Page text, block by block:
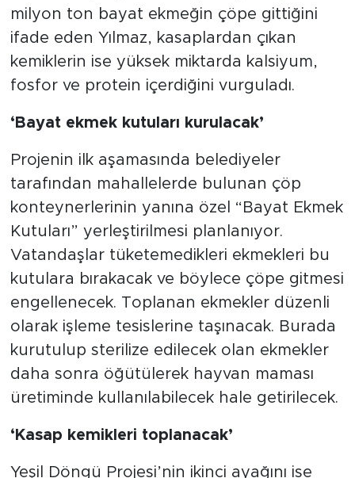
milyon ton bayat ekmeğin çöpe gittiğini
ifade eden Yılmaz, kasaplardan çıkan
kemiklerin ise yüksek miktarda kalsiyum,
fosfor ve protein içerdiğini vurguladı.
‘Bayat ekmek kutuları kurulacak’
Projenin ilk aşamasında belediyeler
tarafından mahallelerde bulunan çöp
konteynerlerinin yanına özel “Bayat Ekmek
Kutuları” yerleştirilmesi planlanıyor.
Vatandaşlar tüketemedikleri ekmekleri bu
kutulara bırakacak ve böylece çöpe gitmesi
engellenecek. Toplanan ekmekler düzenli
olarak işleme tesislerine taşınacak. Burada
kurutulup sterilize edilecek olan ekmekler
daha sonra öğütülerek hayvan maması
üretiminde kullanılabilecek hale getirilecek.
‘Kasap kemikleri toplanacak’
Yeşil Döngü Projesi’nin ikinci ayağını ise